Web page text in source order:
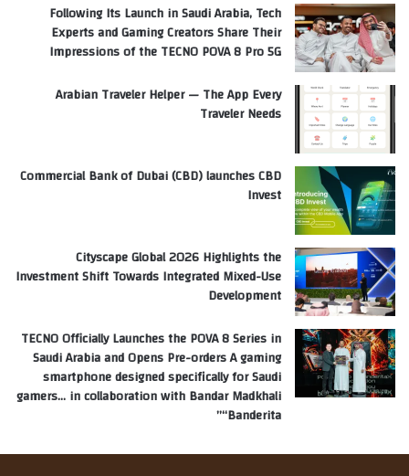
Following Its Launch in Saudi Arabia, Tech
Experts and Gaming Creators Share Their
Impressions of the TECNO POVA 8 Pro 5G
Arabian Traveler Helper — The App Every
Traveler Needs
Commercial Bank of Dubai (CBD) launches CBD
Invest
Cityscape Global 2026 Highlights the
Investment Shift Towards Integrated Mixed-Use
Development
TECNO Officially Launches the POVA 8 Series in
Saudi Arabia and Opens Pre-orders A gaming
smartphone designed specifically for Saudi
gamers… in collaboration with Bandar Madkhali
“Banderita”